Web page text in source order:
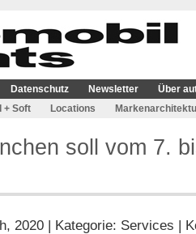
Datenschutz Newsletter
Über
+ Soft Locations
soll vom 7.
2020 | Kategorie: Services |